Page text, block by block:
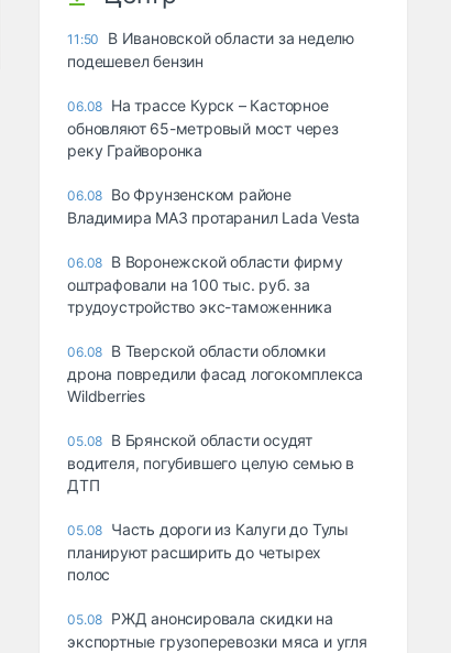
11:50
В Ивановской области за неделю
подешевел бензин
06.08 На трассе Курск – Касторное
обновляют 65-метровый мост через
реку Грайворонка
06.08 Во Фрунзенском районе
Владимира МАЗ протаранил Lada Vesta
06.08 В Воронежской области фирму
оштрафовали на 100 тыс. руб. за
трудоустройство экс-таможенника
06.08 В Тверской области обломки
дрона повредили фасад логокомплекса
Wildberries
05.08 В Брянской области осудят
водителя, погубившего целую семью в
ДТП
05.08 Часть дороги из Калуги до Тулы
планируют расширить до четырех
полос
05.08 РЖД анонсировала скидки на
экспортные грузоперевозки мяса и угля